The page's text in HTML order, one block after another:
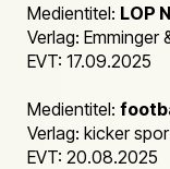
Medientitel: LOP
Verlag: Emminger
EVT: 17.09.2025
Medientitel:
Verlag: kicker
EVT: 20.08.2025